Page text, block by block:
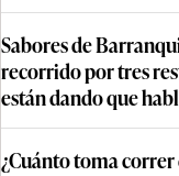
Sabores de
recorrido por tres
están dando que
¿Cuánto toma